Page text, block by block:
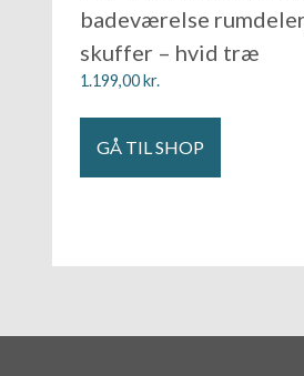
badeværelse
skuffer – hvid træ
1.199,00kr.
GÅ TIL SHOP